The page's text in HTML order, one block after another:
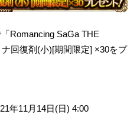
Romancing SaGa THE
回復剤(小)[期間限定] ×30をプ
年11月14日(日) 4:00